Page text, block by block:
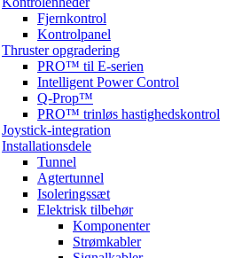
Fjernkontrol
Kontrolpanel
Thruster opgradering
PRO™ til E-serien
Intelligent Power Control
Q-Prop™
PRO™ trinløs hastighedskontrol
Joystick-integration
Installationsdele
Tunnel
Agtertunnel
Isoleringssæt
Elektrisk tilbehør
Komponenter
Strømkabler